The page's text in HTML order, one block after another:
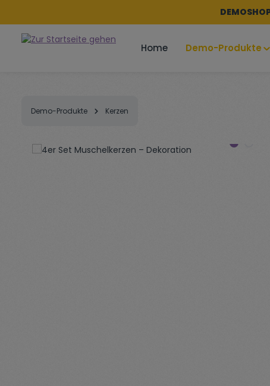
Home Demo-Produkte
Demo-Produkte Kerzen
Bildergalerie überspringen